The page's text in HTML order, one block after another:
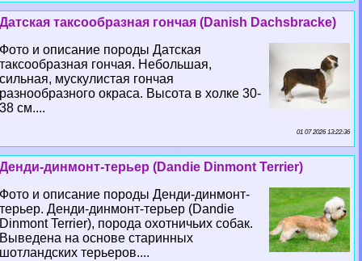
Датская таксообразная гончая (Danish Dachsbracke)
Фото и описание породы Датская
таксообразная гончая. Небольшая,
сильная, мускулистая гончая
разнообразного окраса. Высота в холке 30-
38 см....
01 07 2026 13:22:36
Денди-динмонт-терьер (Dandie Dinmont Terrier)
Фото и описание породы Денди-динмонт-
терьер. Денди-динмонт-терьер (Dandie
Dinmont Terrier), порода охотничьих собак.
Выведена на основе старинных
шотландских терьеров....